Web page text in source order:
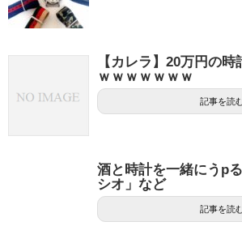
【カレラ】20万円の
ｗｗｗｗｗｗｗ
記事を読
酒と時計を一緒にうp
シオ」など
記事を読